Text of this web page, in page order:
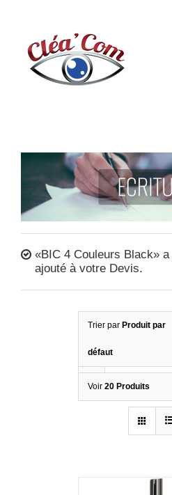
«BIC 4 Couleurs Black» a
ajouté à votre Devis.
Trier par Produit par
défaut
Voir 20 Produits